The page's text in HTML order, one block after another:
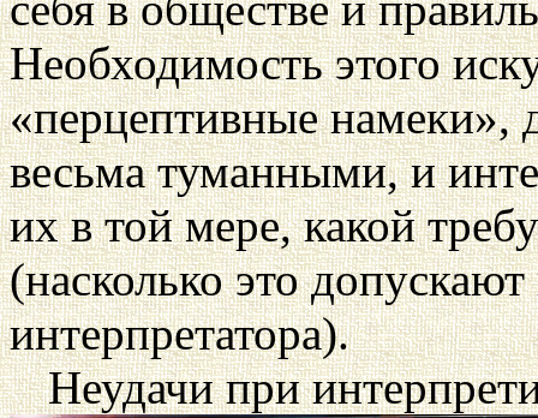
Необходимость этого
«перцептивные намеки»,
весьма туманными, и
их в той мере, какой
(насколько это
интерпретатора).
Неудачи при